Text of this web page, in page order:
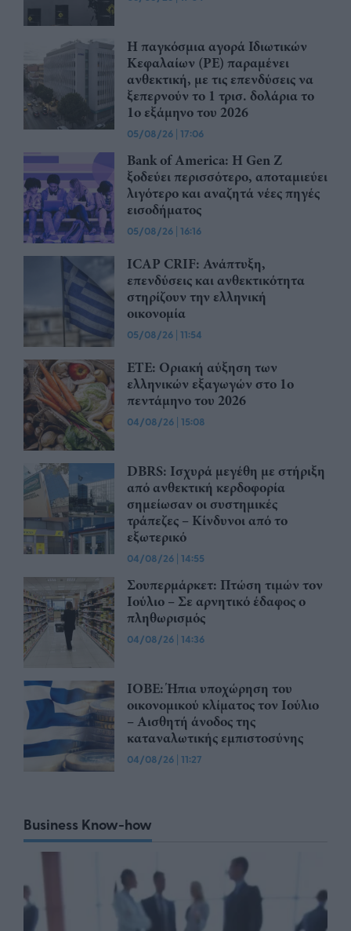
Η παγκόσμια αγορά Ιδιωτικών
Κεφαλαίων (PE) παραμένει
ανθεκτική, με τις επενδύσεις να
ξεπερνούν το 1 τρισ. δολάρια το
1ο εξάμηνο του 2026
05/08/26 | 17:06
Bank of America: Η Gen Z
ξoδεύει περισσότερο, αποταμιεύει
λιγότερο και αναζητά νέες πηγές
εισοδήματος
05/08/26 | 16:16
ICAP CRIF: Ανάπτυξη,
επενδύσεις και ανθεκτικότητα
στηρίζουν την ελληνική
οικονομία
05/08/26 | 11:54
ΕΤΕ: Οριακή αύξηση των
ελληνικών εξαγωγών στο 1ο
πεντάμηνο του 2026
04/08/26 | 15:08
DBRS: Ισχυρά μεγέθη με στήριξη
από ανθεκτική κερδοφορία
σημείωσαν οι συστημικές
τράπεζες – Kίνδυνοι από το
εξωτερικό
04/08/26 | 14:55
Σουπερμάρκετ: Πτώση τιμών τον
Ιούλιο – Σε αρνητικό έδαφος ο
πληθωρισμός
04/08/26 | 14:36
ΙΟΒΕ: Ήπια υποχώρηση του
οικονομικού κλίματος τον Ιούλιο
– Αισθητή άνοδος της
καταναλωτικής εμπιστοσύνης
04/08/26 | 11:27
Business Know-how